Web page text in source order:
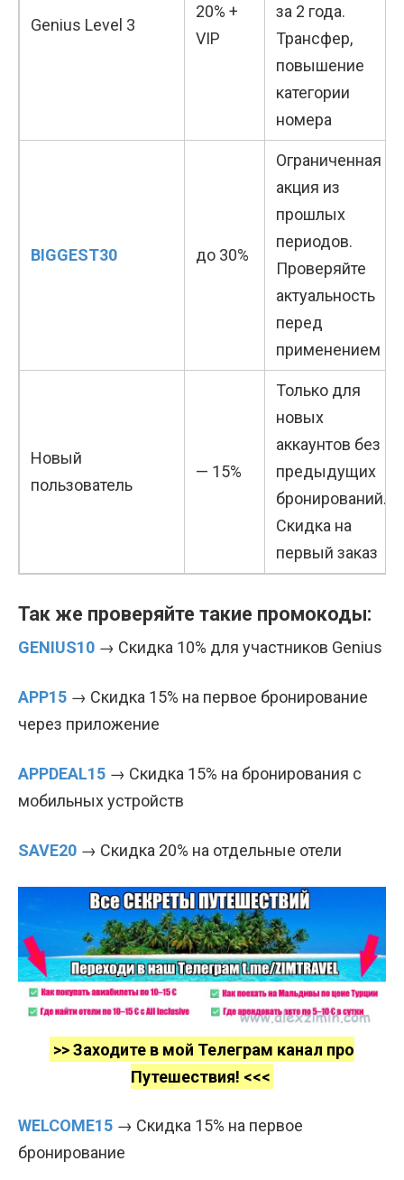
Genius Level 3
20% +
VIP
за 2 года.
Трансфер,
повышение
категории
номера
BIGGEST30 до 30%
Ограниченная
акция из
прошлых
периодов.
Проверяйте
актуальность
перед
применением
Новый
пользователь
— 15%
Только для
новых
аккаунтов без
предыдущих
бронирований.
Скидка на
первый заказ
Так же проверяйте такие промокоды:
GENIUS10 → Скидка 10% для участников Genius
APP15 → Скидка 15% на первое бронирование
через приложение
APPDEAL15 → Скидка 15% на бронирования с
мобильных устройств
SAVE20 → Скидка 20% на отдельные отели
>> Заходите в мой Телеграм канал про
Путешествия! <<<
WELCOME15 → Скидка 15% на первое
бронирование